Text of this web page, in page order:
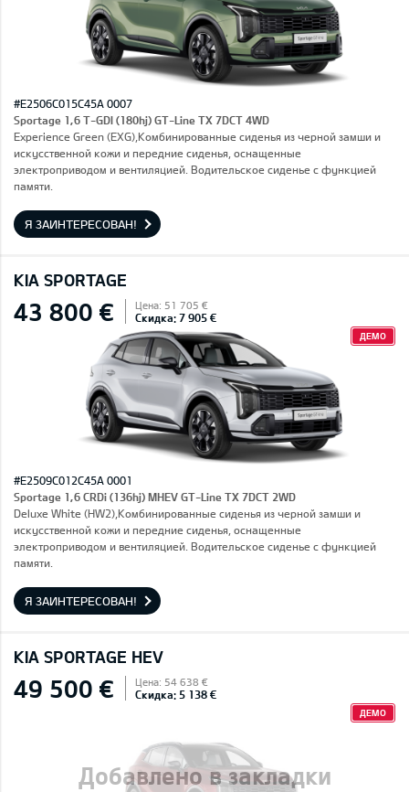
#E2506C015C45A 0007
Sportage 1,6 T-GDI (180hj) GT-Line TX 7DCT 4WD
Experience Green (EXG),Комбинированные сиденья из черной замши и
искусственной кожи и передние сиденья, оснащенные
электроприводом и вентиляцией. Водительское сиденье с функцией
памяти.
Я ЗАИНТЕРЕСОВАН!
KIA SPORTAGE
43 800 € Цена: 51 705 €
Скидка: 7 905 €
ДЕМО
#E2509C012C45A 0001
Sportage 1,6 CRDi (136hj) MHEV GT-Line TX 7DCT 2WD
Deluxe White (HW2),Комбинированные сиденья из черной замши и
искусственной кожи и передние сиденья, оснащенные
электроприводом и вентиляцией. Водительское сиденье с функцией
памяти.
Я ЗАИНТЕРЕСОВАН!
KIA SPORTAGE HEV
Добавлено в закладки
49 500 € Цена: 54 638 €
Скидка: 5 138 €
ДЕМО